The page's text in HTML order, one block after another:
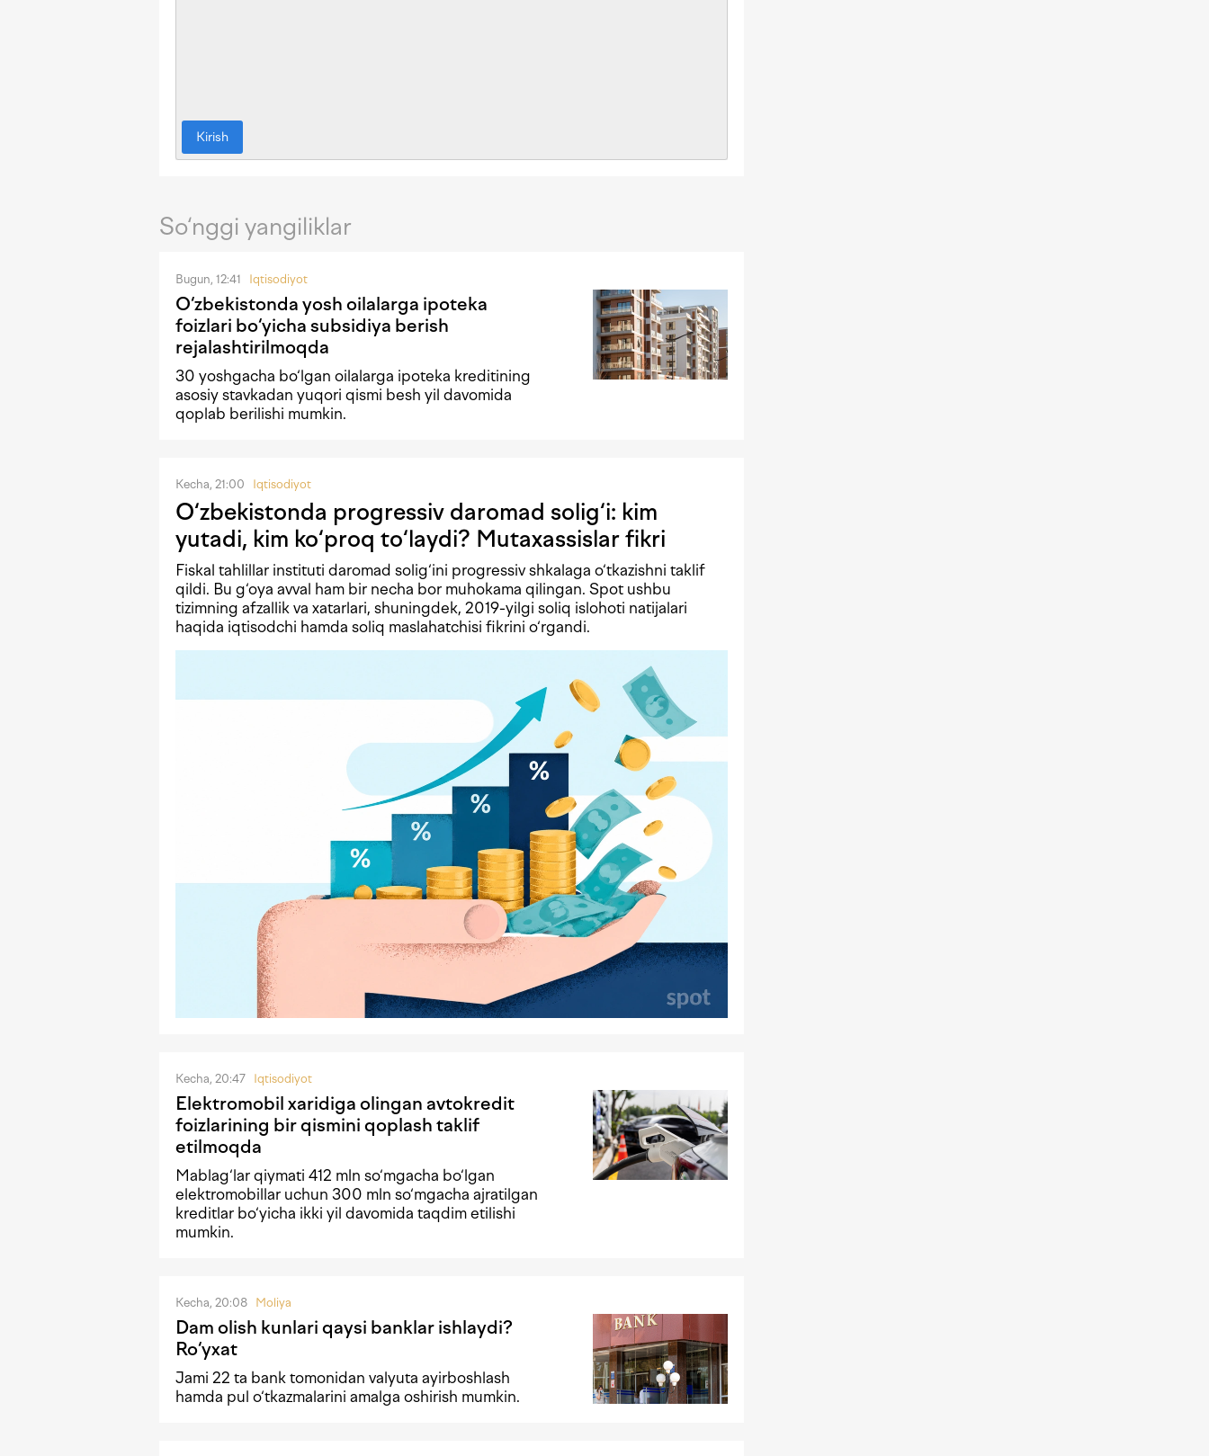
Kirish
So‘nggi yangiliklar
Bugun, 12:41 Iqtisodiyot
O‘zbekistonda yosh oilalarga ipoteka
foizlari bo‘yicha subsidiya berish
rejalashtirilmoqda
30 yoshgacha bo‘lgan oilalarga ipoteka kreditining
asosiy stavkadan yuqori qismi besh yil davomida
qoplab berilishi mumkin.
Kecha, 21:00 Iqtisodiyot
O‘zbekistonda progressiv daromad solig‘i: kim
yutadi, kim ko‘proq to‘laydi? Mutaxassislar fikri
Fiskal tahlillar instituti daromad solig‘ini progressiv shkalaga o‘tkazishni taklif
qildi. Bu g‘oya avval ham bir necha bor muhokama qilingan. Spot ushbu
tizimning afzallik va xatarlari, shuningdek, 2019-yilgi soliq islohoti natijalari
haqida iqtisodchi hamda soliq maslahatchisi fikrini o‘rgandi.
Kecha, 20:47 Iqtisodiyot
Elektromobil xaridiga olingan avtokredit
foizlarining bir qismini qoplash taklif
etilmoqda
Mablag‘lar qiymati 412 mln so‘mgacha bo‘lgan
elektromobillar uchun 300 mln so‘mgacha ajratilgan
kreditlar bo‘yicha ikki yil davomida taqdim etilishi
mumkin.
Kecha, 20:08 Moliya
Dam olish kunlari qaysi banklar ishlaydi?
Ro‘yxat
Jami 22 ta bank tomonidan valyuta ayirboshlash
hamda pul o‘tkazmalarini amalga oshirish mumkin.